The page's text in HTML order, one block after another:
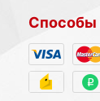
Способы